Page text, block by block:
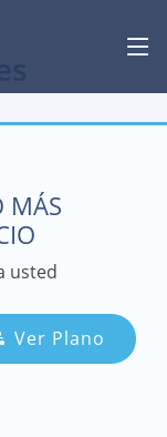
MÁS
usted
Ver Plano